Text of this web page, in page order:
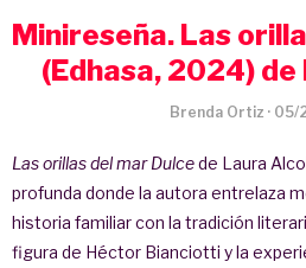
Minireseña. Las
(Edhasa, 2024)
Brenda Ortiz· 05/
Las orillas del mar Dulcede Laura
profunda donde la autora entrelaza
historia familiar con la tradición
figura de Héctor Bianciotti y la